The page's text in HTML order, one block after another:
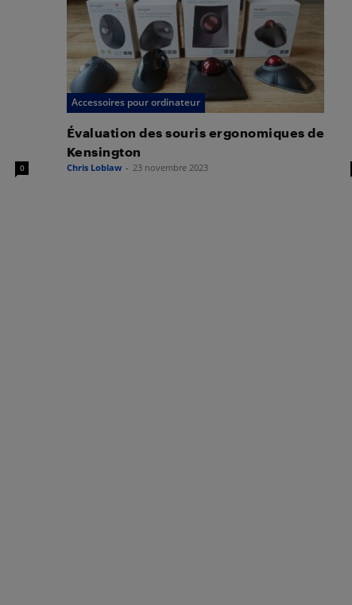
0
Accessoires pour ordinateur
Évaluation des souris ergonomiques de
Kensington
Chris Loblaw - 23 novembre 2023